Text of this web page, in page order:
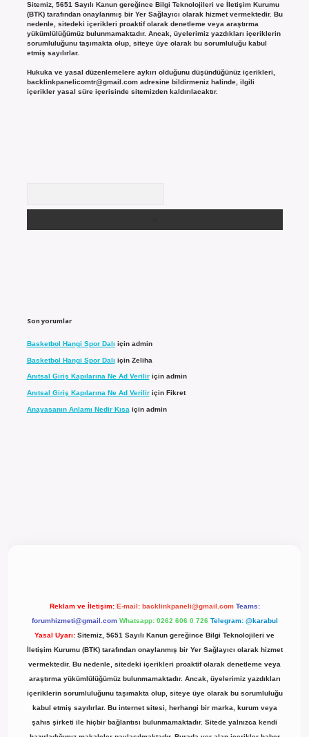
Sitemiz, 5651 Sayılı Kanun gereğince Bilgi Teknolojileri ve İletişim Kurumu
(BTK) tarafından onaylanmış bir Yer Sağlayıcı olarak hizmet vermektedir. Bu
nedenle, sitedeki içerikleri proaktif olarak denetleme veya araştırma
yükümlülüğümüz bulunmamaktadır. Ancak, üyelerimiz yazdıkları içeriklerin
sorumluluğunu taşımakta olup, siteye üye olarak bu sorumluluğu kabul
etmiş sayılırlar.
Hukuka ve yasal düzenlemelere aykırı olduğunu düşündüğünüz içerikleri,
backlinkpanelicomtr@gmail.comadresine bildirmeniz halinde, ilgili
içerikler yasal süre içerisinde sitemizden kaldırılacaktır.
Son yorumlar
Basketbol Hangi Spor Dalı için admin
Basketbol Hangi Spor Dalı için Zeliha
Anıtsal Giriş Kapılarına Ne Ad Veriliriçin admin
Anıtsal Giriş Kapılarına Ne Ad Veriliriçin Fikret
Anayasanın Anlamı Nedir Kısa için admin
Reklam ve İletişim: E-mail: backlinkpaneli@gmail.com Teams:
forumhizmeti@gmail.com Whatsapp: 0262 606 0 726 Telegram: @karabul
Yasal Uyarı: Sitemiz, 5651 Sayılı Kanun gereğince Bilgi Teknolojileri ve
İletişim Kurumu (BTK) tarafından onaylanmış bir Yer Sağlayıcı olarak hizmet
vermektedir. Bu nedenle, sitedeki içerikleri proaktif olarak denetleme veya
araştırma yükümlülüğümüz bulunmamaktadır. Ancak, üyelerimiz yazdıkları
içeriklerin sorumluluğunu taşımakta olup, siteye üye olarak bu sorumluluğu
kabul etmiş sayılırlar. Bu internet sitesi, herhangi bir marka, kurum veya
şahıs şirketi ile hiçbir bağlantısı bulunmamaktadır. Sitede yalnızca kendi